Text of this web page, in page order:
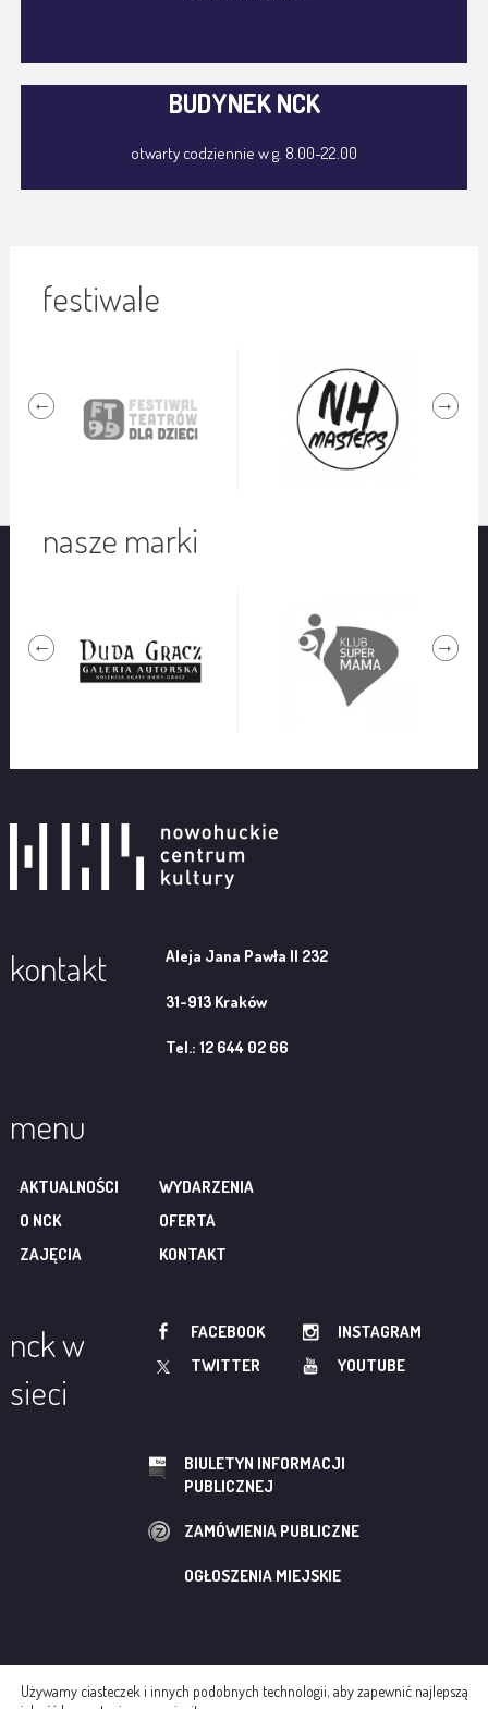
BUDYNEK NCK
otwarty codziennie w g. 8.00-22.00
festiwale
nasze marki
kontakt Aleja Jana Pawła II 232
31-913 Kraków
Tel.: 12 644 02 66
menu
AKTUALNOŚCI
WYDARZENIA
O NCK
OFERTA
ZAJĘCIA
KONTAKT
nck w
sieci
FACEBOOK
INSTAGRAM
TWITTER
YOUTUBE
BIULETYN INFORMACJI
PUBLICZNEJ
ZAMÓWIENIA PUBLICZNE
OGŁOSZENIA MIEJSKIE
Używamy ciasteczek i innych podobnych technologii, aby zapewnić najlepszą